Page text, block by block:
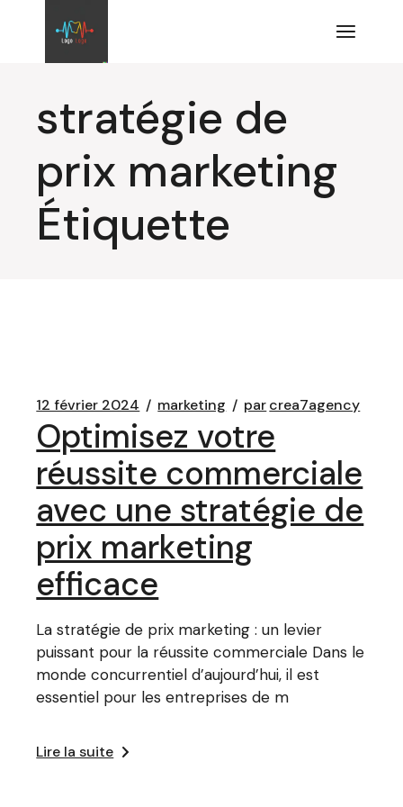
contenu
stratégie de
prix marketing
Étiquette
12 février 2024 marketing parcrea7agency
Optimisez votre
réussite commerciale
avec une stratégie de
prix marketing
efficace
La stratégie de prix marketing : un levier
puissant pour la réussite commerciale Dans le
monde concurrentiel d’aujourd’hui, il est
essentiel pour les entreprises de m
Lire la suite